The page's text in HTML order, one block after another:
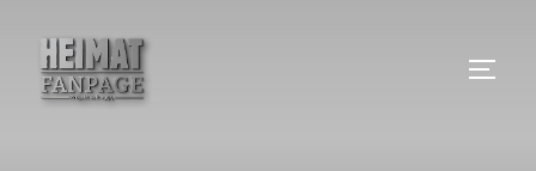
springen